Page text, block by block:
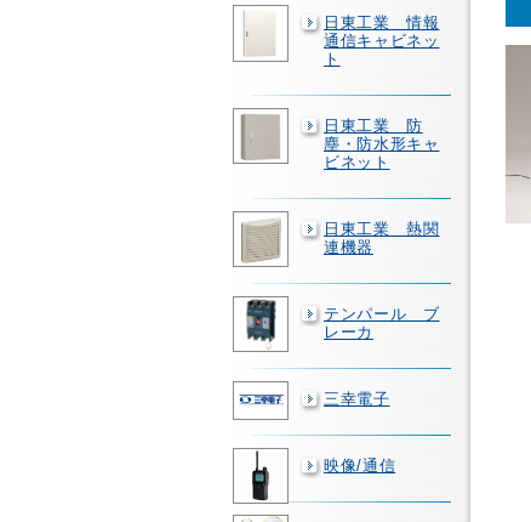
日東工業 情報
通信キャビネッ
ト
日東工業 防
塵・防水形キャ
ビネット
日東工業 熱関
連機器
テンパール ブ
レーカ
三幸電子
映像/通信